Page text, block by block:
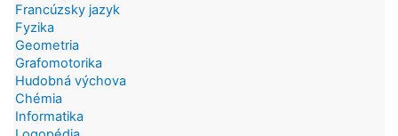
Francúzsky jazyk
Fyzika
Geometria
Grafomotorika
Hudobná výchova
Chémia
Informatika